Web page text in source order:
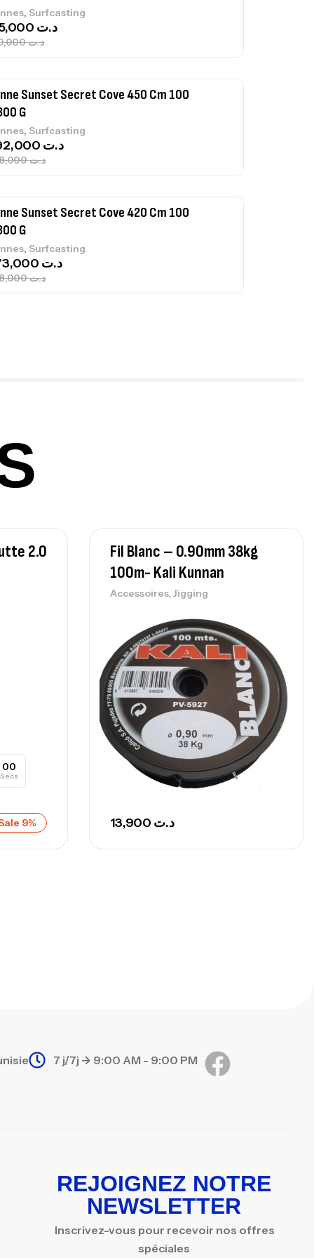
, Surfcasting
د.ت768,000
د.ت692,000
Sunset Secret Cove 420 Cm 100
G
, Surfcasting
د.ت748,000
د.ت 673,000
Jigging Sunset Massive Attack
120/250gr 30kg
, Jigging
د.ت379,000
د.ت340,000
3 Branches Inox T26S/35
bateau
Sunset Beachstriker Surf Hybrid
Sunset Secret Cove 450 Cm 100
Sunset Secret Cove 420 Cm 100
,Surfcasting
2.0
00
Secs
9%
Fil Blanc – 0.90mm 38kg
100m- Kali Kunnan
Accessoires, Jigging
د.ت
7 j/7j -> 9:00 AM - 9:00 PM
REJOIGNEZ NOTRE
NEWSLETTER
Inscrivez-vous pour recevoir nos offres
spéciales